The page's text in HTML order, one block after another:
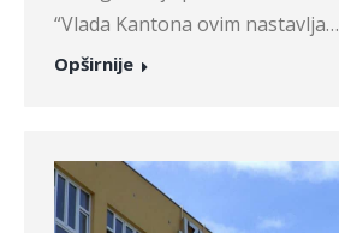
“Vlada Kantona ovim nastavlja…
Opširnije